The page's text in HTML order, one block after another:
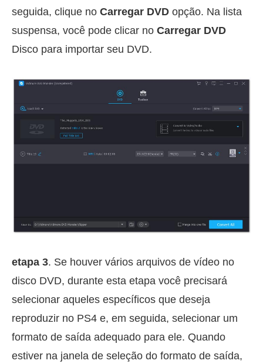
seguida, clique no Carregar DVD opção. Na lista
suspensa, você pode clicar no Carregar DVD
Disco para importar seu DVD.
etapa 3. Se houver vários arquivos de vídeo no
disco DVD, durante esta etapa você precisará
selecionar aqueles específicos que deseja
reproduzir no PS4 e, em seguida, selecionar um
formato de saída adequado para ele. Quando
estiver na janela de seleção do formato de saída,